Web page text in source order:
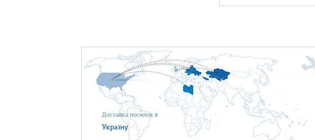
Доставка посилок в
Україну